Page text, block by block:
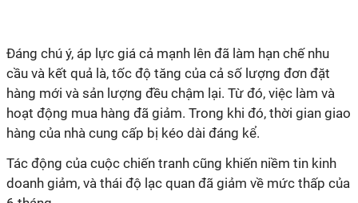
Đáng chú ý, áp lực giá cả mạnh lên đã làm hạn chế nhu
cầu và kết quả là, tốc độ tăng của cả số lượng đơn đặt
hàng mới và sản lượng đều chậm lại. Từ đó, việc làm và
hoạt động mua hàng đã giảm. Trong khi đó, thời gian giao
hàng của nhà cung cấp bị kéo dài đáng kể.
Tác động của cuộc chiến tranh cũng khiến niềm tin kinh
doanh giảm, và thái độ lạc quan đã giảm về mức thấp của